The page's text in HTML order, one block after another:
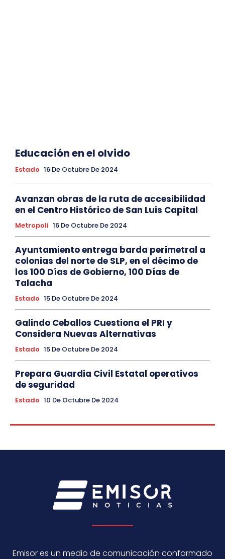
Educación en el olvido
Estado 16 De Octubre De 2024
Avanzan obras de la ruta de accesibilidad
en el Centro Histórico de San Luis Capital
Metropoli 16 De Octubre De 2024
Ayuntamiento entrega barda perimetral a
colonias del norte de SLP, en el décimo de
los 100 Días de Gobierno, 100 Días de
Talacha
Estado 15 De Octubre De 2024
Galindo Ceballos Cuestiona el PRI y
Considera Nuevas Alternativas
Estado 15 De Octubre De 2024
Prepara Guardia Civil Estatal operativos
de seguridad
Estado 10 De Octubre De 2024
Emisor es un medio de comunicación conformado